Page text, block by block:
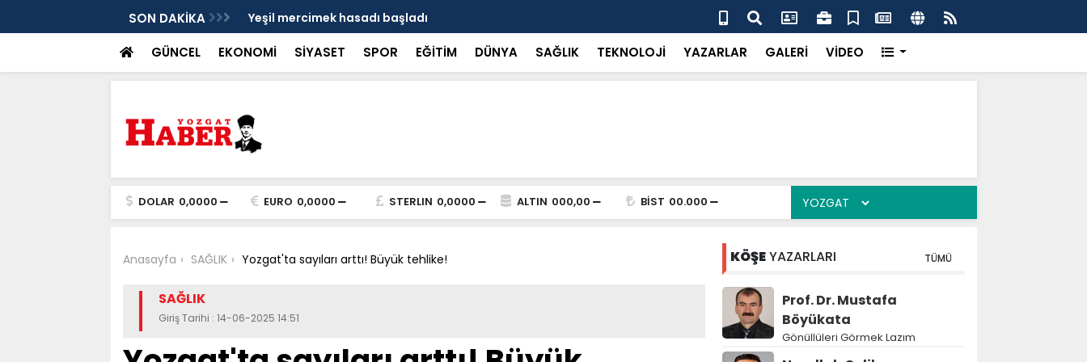
SON DAKİKA Yeşil mercimek hasadı başladı Uyuşturucu maddeler ele geçirildi
GÜNCEL EKONOMİ SİYASET SPOR EĞİTİM DÜNYA SAĞLIK TEKNOLOJİ YAZARLAR GALERİ VİDEO
DOLAR 0,0000 EURO 0,0000 STERLIN 0,0000 ALTIN 000,00 BİST 00.000
Anasayfa SAĞLIK Yozgat'ta sayıları arttı! Büyük tehlike!
SAĞLIK
Giriş Tarihi : 14-06-2025 14:51
KÖŞEYAZARLARI TÜMÜ
Prof. Dr. Mustafa
Böyükata
Gönüllüleri Görmek Lazım